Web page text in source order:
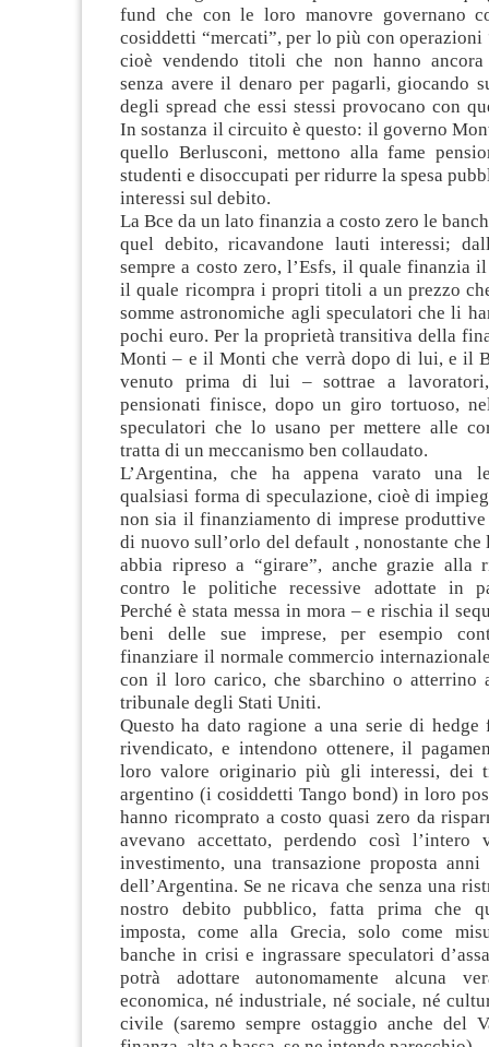
fund che con le loro manovre governano
cosiddetti “mercati”, per lo più con operazioni
cioè vendendo titoli che non hanno
senza avere il denaro per pagarli, giocando
degli spread che essi stessi provocano con
In sostanza il circuito è questo: il governo
quello Berlusconi, mettono alla fame
studenti e disoccupati per ridurre la spesa
interessi sul debito.
La Bce da un lato finanzia a costo zero le
quel debito, ricavandone lauti interessi;
sempre a costo zero, l’Esfs, il quale finanzia
il quale ricompra i propri titoli a un prezzo
somme astronomiche agli speculatori che li
pochi euro. Per la proprietà transitiva della
Monti – e il Monti che verrà dopo di lui, e il
venuto prima di lui – sottrae a
pensionati finisce, dopo un giro tortuoso,
speculatori che lo usano per mettere alle
tratta di un meccanismo ben collaudato.
L’Argentina, che ha appena varato una
qualsiasi forma di speculazione, cioè di
non sia il finanziamento di imprese
di nuovo sull’orlo del default , nonostante che
abbia ripreso a “girare”, anche grazie alla
contro le politiche recessive adottate in
Perché è stata messa in mora – e rischia il
beni delle sue imprese, per esempio
finanziare il normale commercio
con il loro carico, che sbarchino o atterrino
tribunale degli Stati Uniti.
Questo ha dato ragione a una serie di hedge
rivendicato, e intendono ottenere, il
loro valore originario più gli interessi, dei
argentino (i cosiddetti Tango bond) in loro
hanno ricomprato a costo quasi zero da
avevano accettato, perdendo così
investimento, una transazione proposta
dell’Argentina. Se ne ricava che senza una
nostro debito pubblico, fatta prima che
imposta, come alla Grecia, solo come
banche in crisi e ingrassare speculatori
potrà adottare autonomamente alcuna
economica, né industriale, né sociale, né
civile (saremo sempre ostaggio anche del